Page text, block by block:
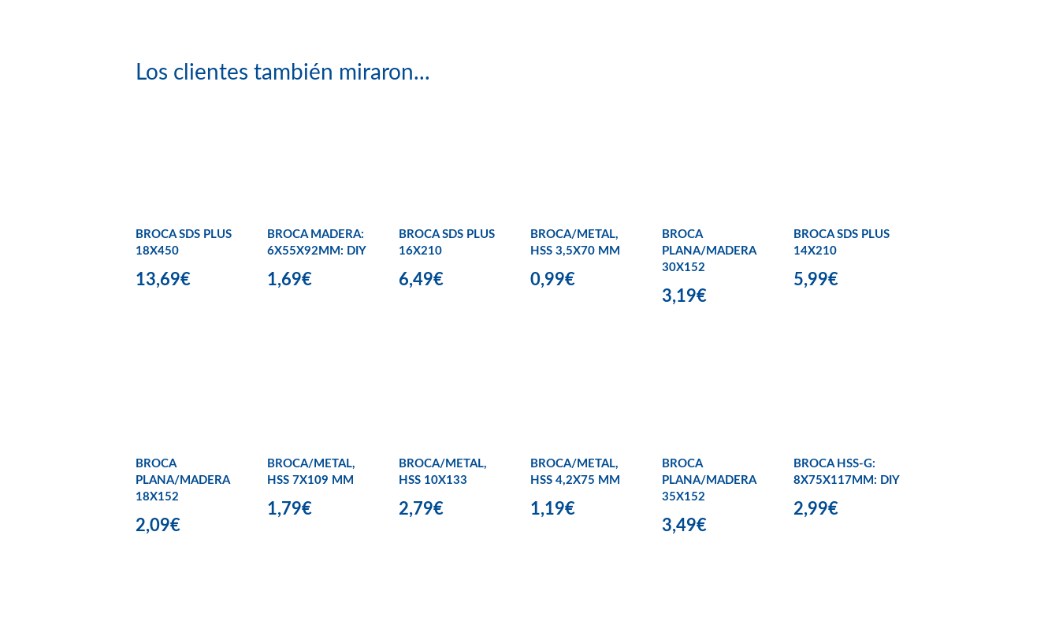
Los clientes también miraron...
BROCA SDS PLUS
18X450
13,69€
BROCA MADERA:
6X55X92MM: DIY
1,69€
BROCA SDS PLUS
16X210
6,49€
BROCA/METAL,
HSS 3,5X70 MM
0,99€
BROCA
PLANA/MADERA
30X152
3,19€
BROCA SDS PLUS
14X210
5,99€
BROCA
PLANA/MADERA
18X152
2,09€
BROCA/METAL,
HSS 7X109 MM
1,79€
BROCA/METAL,
HSS 10X133
2,79€
BROCA/METAL,
HSS 4,2X75 MM
1,19€
BROCA
PLANA/MADERA
35X152
3,49€
BROCA HSS-G:
8X75X117MM: DIY
2,99€